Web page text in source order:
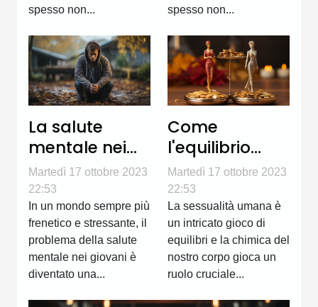
spesso non...
spesso non...
La salute
mentale nei
giovani: un
problema
sottostimato
Martedì 17 ottobre 2023
22:53
In un mondo sempre più
frenetico e stressante, il
problema della salute
mentale nei giovani è
diventato una...
Come
l'equilibrio
ormonale
influisce sulla
sessualità
Martedì 17 ottobre 2023
22:53
La sessualità umana è
un intricato gioco di
equilibri e la chimica del
nostro corpo gioca un
ruolo cruciale...